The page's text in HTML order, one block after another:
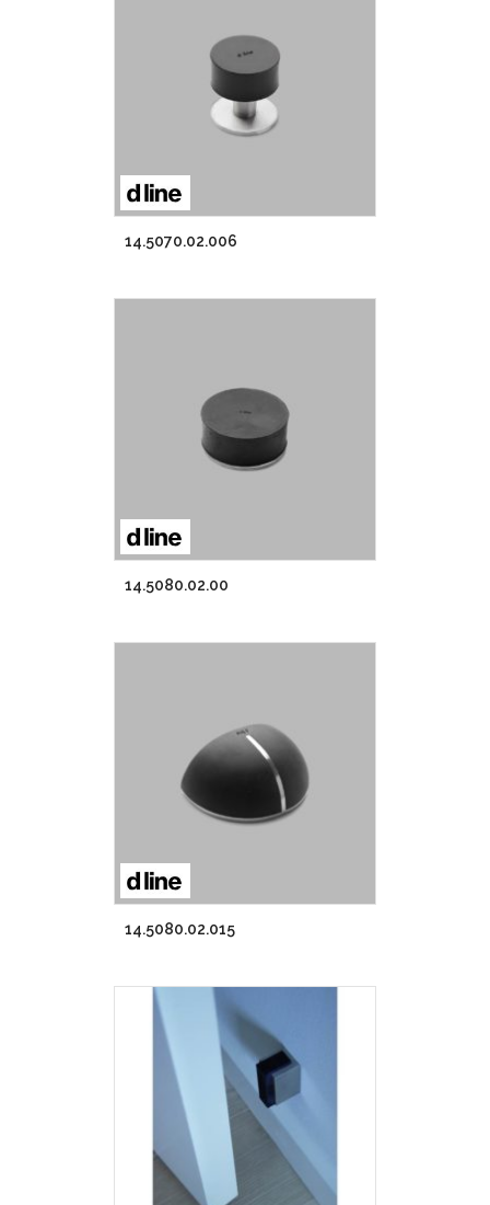
14.5070.02.006
14.5080.02.00
14.5080.02.015